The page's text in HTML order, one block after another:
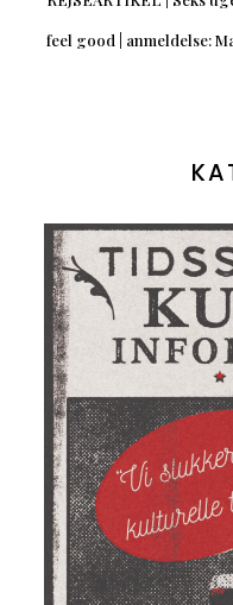
feel good | anmeldelse: